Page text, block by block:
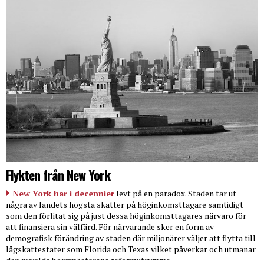
Flykten från New York
New York har i decennierlevt på en paradox. Staden tar ut
några av landets högsta skatter på höginkomsttagare samtidigt
som den förlitat sig på just dessa höginkomsttagares närvaro för
att finansiera sin välfärd. För närvarande sker en form av
demografisk förändring av staden där miljonärer väljer att flytta till
lågskattestater som Florida och Texas vilket påverkar och utmanar